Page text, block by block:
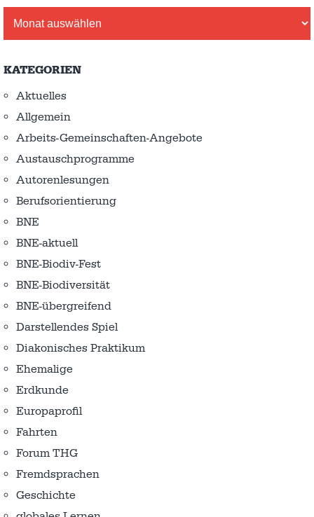
KATEGORIEN
Aktuelles
Allgemein
Arbeits-Gemeinschaften-Angebote
Austausch­programme
Autorenlesungen
Berufsorientierung
BNE
BNE-aktuell
BNE-Biodiv-Fest
BNE-Biodiversität
BNE-übergreifend
Darstellendes Spiel
Diakonisches Praktikum
Ehemalige
Erdkunde
Europaprofil
Fahrten
Forum THG
Fremdsprachen
Geschichte